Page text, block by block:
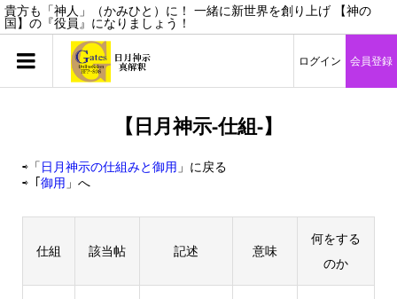
貴方も「神人」（かみひと）に！ 一緒に新世界を創り上げ 【神の
国】の『役員』になりましょう！
ログイン 会員登録
【日月神示-仕組-】
⇨「 日月神示の仕組みと御用 」に戻る
⇨「 御用 」へ
仕組 該当帖 記述 意味
何をする
のか